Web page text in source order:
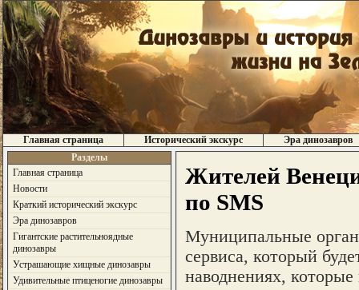
Главная страница Исторический экскурс
Эра динозавров
Разделы
Главная страница
Новости
Краткий исторический экскурс
Эра динозавров
Гигантские растительноядные
динозавры
Устрашающие хищные динозавры
Удивительные птиценогие динозавры
Жителей
по SMS
Муниципальные
сервиса, который
наводнениях,